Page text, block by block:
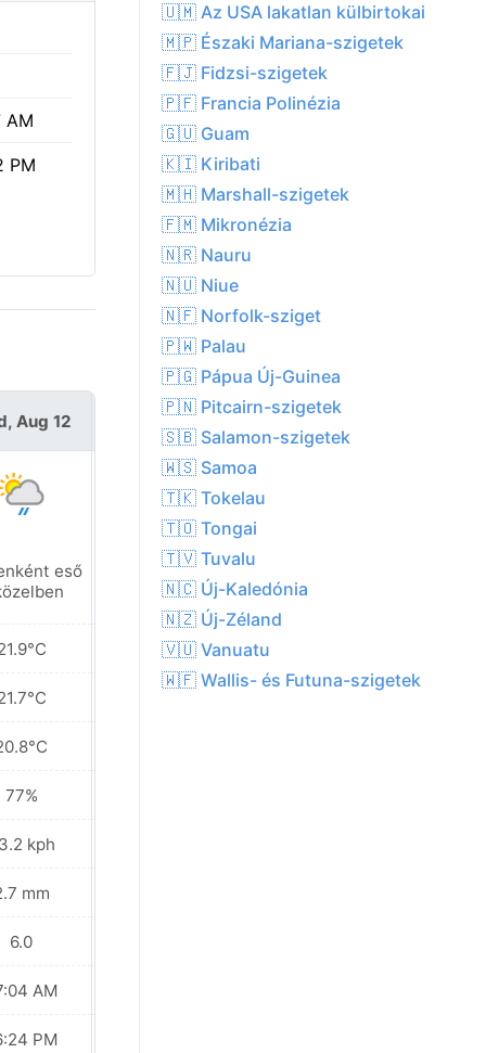
AM
PM
Aug 12
eső
77%
kph
mm
6.0
AM
PM
Thu, Aug 13
Részben felhős
21.5°C
🇺🇲 Az USA lakatlan külbirtokai
🇲🇵 Északi Mariana-szigetek
🇫🇯 Fidzsi-szigetek
🇵🇫 Francia Polinézia
🇬🇺 Guam
🇰🇮 Kiribati
🇲🇭 Marshall-szigetek
🇫🇲 Mikronézia
🇳🇷 Nauru
🇳🇺 Niue
🇳🇫 Norfolk-sziget
🇵🇼 Palau
🇵🇬 Pápua Új-Guinea
🇵🇳 Pitcairn-szigetek
🇸🇧 Salamon-szigetek
🇼🇸 Samoa
🇹🇰 Tokelau
🇹🇴 Tongai
🇹🇻 Tuvalu
🇳🇨 Új-Kaledónia
🇳🇿 Új-Zéland
🇻🇺 Vanuatu
🇼🇫 Wallis- és Futuna-szigetek